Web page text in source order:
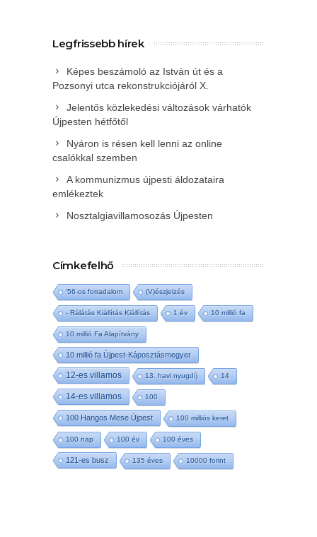
Legfrissebb hírek
Képes beszámoló az István út és a
Pozsonyi utca rekonstrukciójáról X.
Jelentős közlekedési változások várhatók
Újpesten hétfőtől
Nyáron is résen kell lenni az online
csalókkal szemben
A kommunizmus újpesti áldozataira
emlékeztek
Nosztalgiavillamosozás Újpesten
Címkefelhő
'56-os forradalom (V)észjelzés
- Rálátás Kiállítás Kiállítás 1 év 10 millió fa
10 millió Fa Alapítvány
10 millió fa Újpest-Káposztásmegyer
12-es villamos 13. havi nyugdíj 14
14-es villamos 100
100 Hangos Mese Újpest 100 milliós keret
100 nap 100 év 100 éves
121-es busz 135 éves 10000 forint